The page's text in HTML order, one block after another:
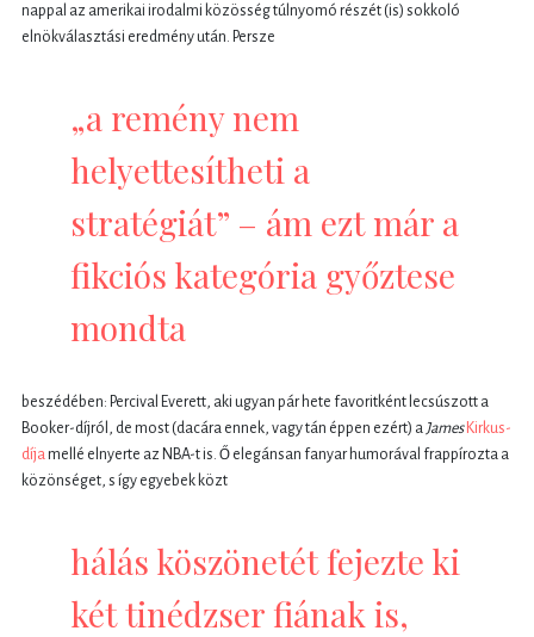
nappal az amerikai irodalmi közösség túlnyomó részét (is) sokkoló
elnökválasztási eredmény után. Persze
„a remény nem
helyettesítheti a
stratégiát” – ám ezt már a
fikciós kategória győztese
mondta
beszédében: Percival Everett, aki ugyan pár hete favoritként lecsúszott a
Booker-díjról, de most (dacára ennek, vagy tán éppen ezért) a James Kirkus-
díjamellé elnyerte az NBA-t is. Ő elegánsan fanyar humorával frappírozta a
közönséget, s így egyebek közt
hálás köszönetét fejezte ki
két tinédzser fiának is,